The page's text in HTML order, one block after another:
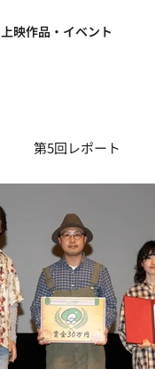
上映作品・イベント
第5回レポート
第4回)